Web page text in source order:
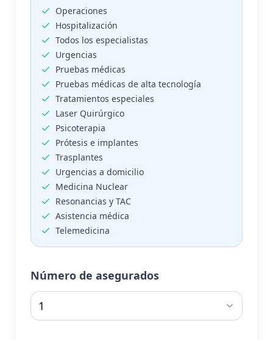
Operaciones
Hospitalización
Todos los especialistas
Urgencias
Pruebas médicas
Pruebas médicas de alta tecnología
Tratamientos especiales
Laser Quirúrgico
Psicoterapia
Prótesis e implantes
Trasplantes
Urgencias a domicilio
Medicina Nuclear
Resonancias y TAC
Asistencia médica
Telemedicina
Número de asegurados
1